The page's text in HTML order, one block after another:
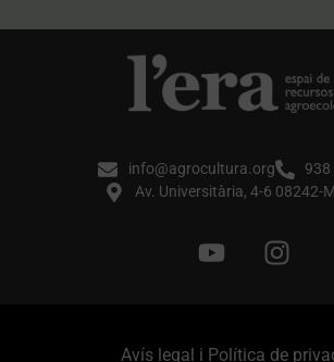
info@agrocultura.org
938
Av. Universitària, 4-6 08242-
Avís legal i Política de